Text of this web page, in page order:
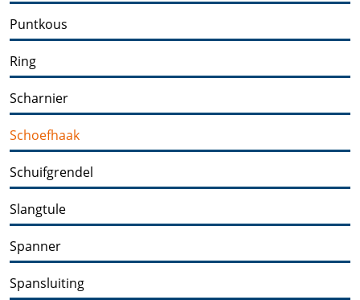
Puntkous
Ring
Scharnier
Schoefhaak
Schuifgrendel
Slangtule
Spanner
Spansluiting